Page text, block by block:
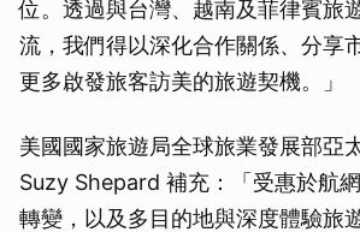
位。透過與台灣、越南及菲律賓旅
流，我們得以深化合作關係、分享
更多啟發旅客訪美的旅遊契機。」
美國國家旅遊局全球旅業發展部亞
Suzy Shepard 補充：「受惠於航
轉變，以及多目的地與深度體驗旅